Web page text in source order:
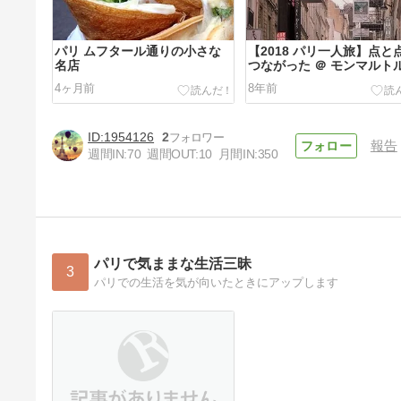
パリ ムフタール通りの小さな
名店
4ヶ月前
【2018 パリ一人旅】点と
つながった ＠ モンマルト
8年前
1954126
2
週間IN:70 週間OUT:10 月間IN:350
報告
3 パリで気ままな生活三昧
パリでの生活を気が向いたときにアップします